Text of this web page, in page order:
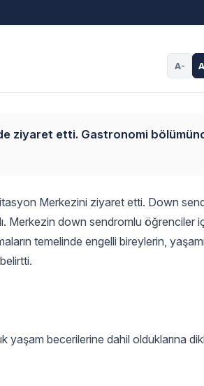
A-
ziyaret etti. Gastronomi
Merkezini ziyaret etti. Down
Merkezin down sendromlu öğrenciler
temelinde engelli bireylerin,
yaşam becerilerine dahil olduklarına